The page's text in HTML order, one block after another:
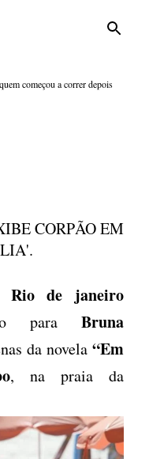
começou a correr depois
CORPÃO EM
Rio de janeiro
para Bruna
da novela “Em
, na praia da